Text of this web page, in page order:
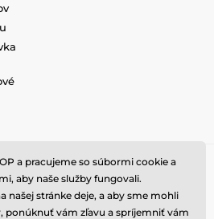
a pracujeme so súbormi cookie a
aby naše služby fungovali.
našej stránke deje, a aby sme mohli
ponúknuť vám zľavu a spríjemniť vám